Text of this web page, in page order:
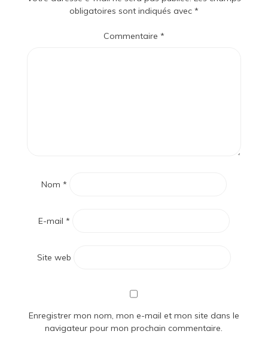
obligatoires sont indiqués avec *
Commentaire *
Nom *
E-mail *
Site web
Enregistrer mon nom, mon e-mail et mon site dans le
navigateur pour mon prochain commentaire.